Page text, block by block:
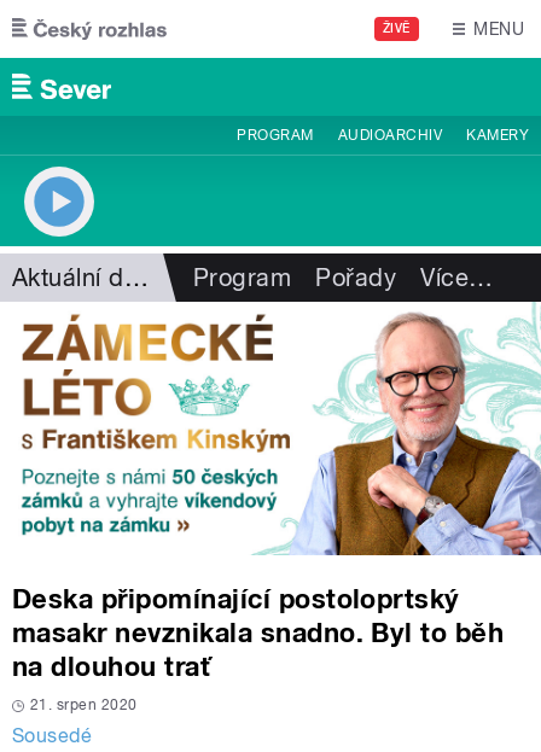
Přejít k hlavnímu obsahu
ŽIVĚ MENU
PROGRAM AUDIOARCHIV KAMERY
Aktuální dění Program Pořady Více…
Deska připomínající postoloprtský
masakr nevznikala snadno. Byl to běh
na dlouhou trať
21. srpen 2020
Sousedé